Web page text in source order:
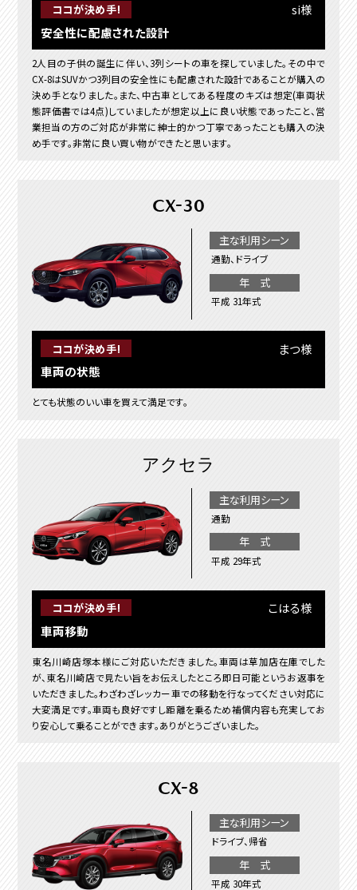
ココが決め手!
安全性に配慮された設計
si様
2人目の子供の誕生に伴い、3列シートの車を探していました。その中で
CX-8はSUVかつ3列目の安全性にも配慮された設計であることが購入の
決め手となりました。また、中古車としてある程度のキズは想定(車両状
態評価書では4点)していましたが想定以上に良い状態であったこと、営
業担当の方のご対応が非常に紳士的かつ丁寧であったことも購入の決
め手です。非常に良い買い物ができたと思います。
CX-30
主な利用シーン
通勤、ドライブ
年 式
平成 31年式
ココが決め手!
車両の状態
まつ様
とても状態のいい車を買えて満足です。
アクセラ
主な利用シーン
通勤
年 式
平成 29年式
ココが決め手!
車両移動
こはる様
東名川崎店塚本様にご対応いただきました。車両は草加店在庫でした
が、東名川崎店で見たい旨をお伝えしたところ即日可能というお返事を
いただきました。わざわざレッカー車での移動を行なってください対応に
大変満足です。車両も良好ですし距離を乗るため補償内容も充実してお
り安心して乗ることができます。ありがとうございました。
CX-8
主な利用シーン
ドライブ、帰省
年 式
平成 30年式